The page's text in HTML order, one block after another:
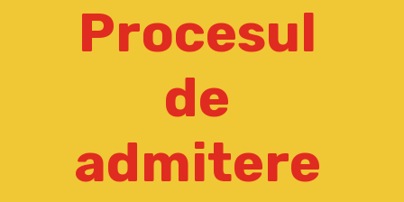
Procesul
de
admitere